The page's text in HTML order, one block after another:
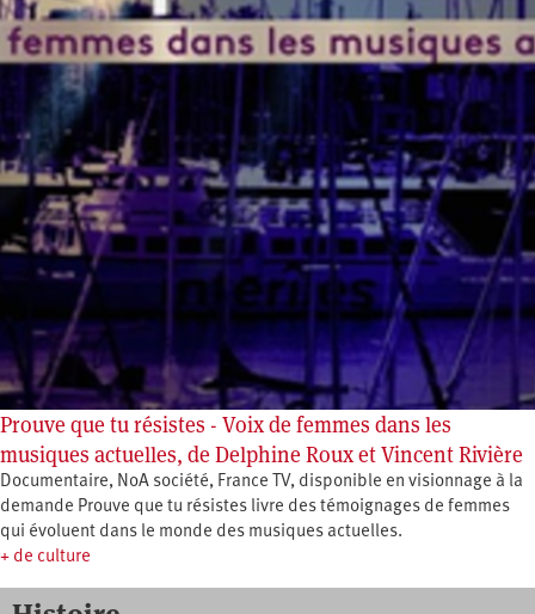
Prouve que tu résistes - Voix de femmes dans les
musiques actuelles, de Delphine Roux et Vincent Rivière
Documentaire, NoA société, France TV, disponible en visionnage à la
demande Prouve que tu résistes livre des témoignages de femmes
qui évoluent dans le monde des musiques actuelles.
+ de culture